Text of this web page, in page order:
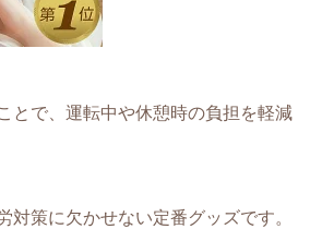
とで、運転中や休憩時の負担を軽減
対策に欠かせない定番グッズです。